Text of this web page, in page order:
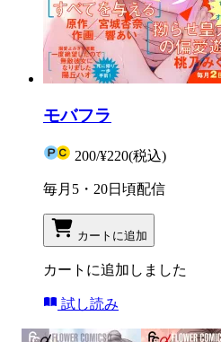
モバフラ
200/¥220(税込)
毎月5・20日頃配信
カートに追加
カートに追加しました
試し読み